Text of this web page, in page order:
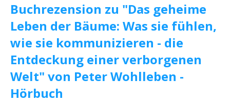
Buchrezension zu "Das geheime
Leben der Bäume: Was sie fühlen,
wie sie kommunizieren - die
Entdeckung einer verborgenen
Welt" von Peter Wohlleben -
Hörbuch